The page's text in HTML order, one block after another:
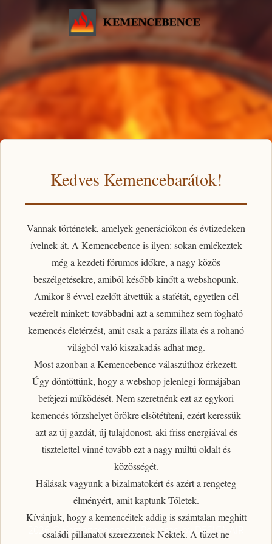
Kedves Kemencebarátok!
Vannak történetek, amelyek generációkon és évtizedeken
ívelnek át. A Kemencebenceis ilyen: sokan emlékeztek
még a kezdeti fórumos időkre, a nagy közös
beszélgetésekre, amiből később kinőtt a webshopunk.
Amikor 8 évvel ezelőtt átvettük a stafétát, egyetlen cél
vezérelt minket: továbbadni azt a semmihez sem fogható
kemencés életérzést, amit csak a parázs illata és a rohanó
világból való kiszakadás adhat meg.
Most azonban a Kemencebence válaszúthoz érkezett.
Úgy döntöttünk, hogy a webshop jelenlegi formájában
befejezi működését. Nem szeretnénk ezt az egykori
kemencés törzshelyet örökre elsötétíteni, ezértkeressük
azt az új gazdát, új tulajdonost, aki friss energiával és
tisztelettel vinné tovább ezt a nagy múltú oldalt és
közösségét.
Hálásak vagyunk a bizalmatokértés azért a rengeteg
élményért, amit kaptunk Tőletek.
Kívánjuk, hogy a kemencéitek addig is számtalan meghitt
családi pillanatot szerezzenek Nektek. A tüzet ne
2026 © Kemencebence | Powered by DESIGNAIR